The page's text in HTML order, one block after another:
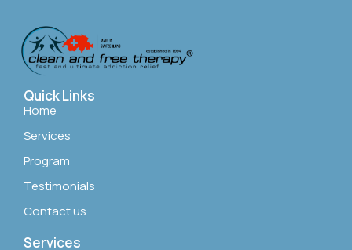
Quick Links
Home
Services
Program
Testimonials
Contact us
Services